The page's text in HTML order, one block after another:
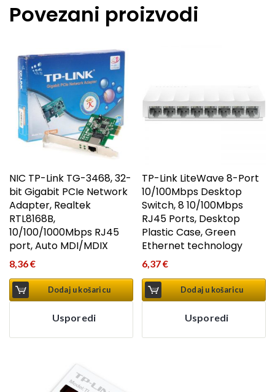
Povezani proizvodi
NIC TP-Link TG-3468, 32-
bit Gigabit PCIe Network
Adapter, Realtek
RTL8168B,
10/100/1000Mbps RJ45
port, Auto MDI/MDIX
8,36€
Dodaj u košaricu
Usporedi
TP-Link LiteWave 8-Port
10/100Mbps Desktop
Switch, 8 10/100Mbps
RJ45 Ports, Desktop
Plastic Case, Green
Ethernet technology
6,37€
Dodaj u košaricu
Usporedi